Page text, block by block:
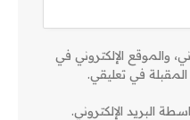
والموقع الإلكتروني في
في تعليقي.
البريد الإلكتروني.